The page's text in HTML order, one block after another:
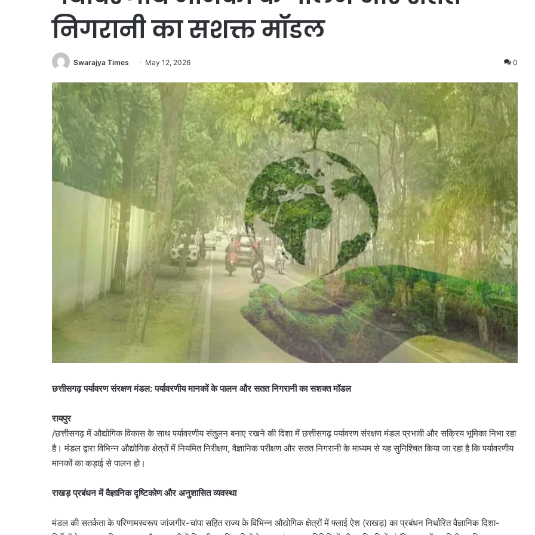
निगरानी का सशक्त मॉडल
Swarajya Times May 12, 2026 0
छत्तीसगढ़ पर्यावरण संरक्षण मंडल: पर्यावरणीय मानकों के पालन और सतत निगरानी का सशक्त मॉडल
रायपुर
/छत्तीसगढ़ में औद्योगिक विकास के साथ पर्यावरणीय संतुलन बनाए रखने की दिशा में छत्तीसगढ़ पर्यावरण संरक्षण मंडल प्रभावी और सक्रिय भूमिका निभा रहा
है। मंडल द्वारा विभिन्न औद्योगिक क्षेत्रों में नियमित निरीक्षण, वैज्ञानिक परीक्षण और सतत निगरानी के माध्यम से यह सुनिश्चित किया जा रहा है कि पर्यावरणीय
मानकों का कड़ाई से पालन हो।
राखड़ प्रबंधन में वैज्ञानिक दृष्टिकोण और अनुशासित व्यवस्था
मंडल की सतर्कता के परिणामस्वरूप जांजगीर-चांपा सहित राज्य के विभिन्न औद्योगिक क्षेत्रों में फ्लाई ऐश (राखड़) का प्रबंधन निर्धारित वैज्ञानिक दिशा-